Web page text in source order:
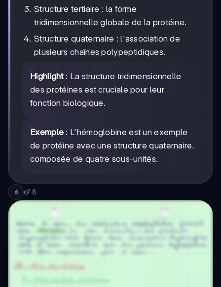
Structure tertiaire : la forme
tridimensionnelle globale de la protéine.
Structure quaternaire : l'association de
plusieurs chaînes polypeptidiques.
Highlight: La structure tridimensionnelle
des protéines est cruciale pour leur
fonction biologique.
Exemple : L'hémoglobine est un exemple
de protéine avec une structure quaternaire,
composée de quatre sous-unités.
6 of 8